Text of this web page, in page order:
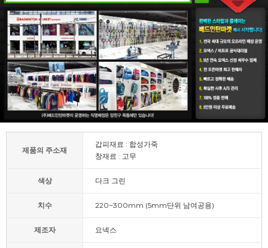
제품의 주소재
갑피재료 : 합성가죽
창재료 : 고무
색상 다크 그린
치수 220~300mm (5mm단위 남여공용)
제조자 요넥스